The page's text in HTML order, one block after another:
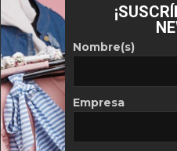
Nombre(s)
Empresa